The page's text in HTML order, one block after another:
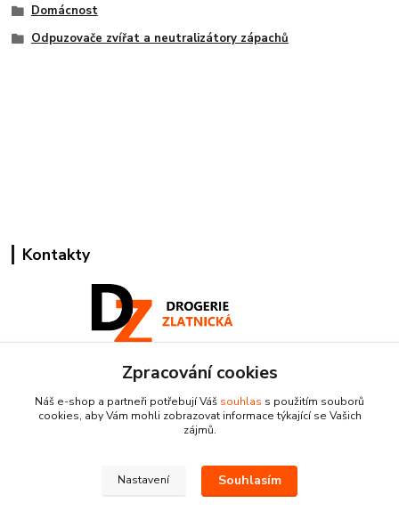
Domácnost
Odpuzovače zvířat a neutralizátory zápachů
Kontakty
Pracovní doba:
+420 224 818 812
Po-Pá: 8:00-18:00 hod.
Zpracování cookies
Náš e-shop a partneři potřebují Váš souhlas s použitím souborů
cookies, aby Vám mohli zobrazovat informace týkající se Vašich
zájmů.
Nastavení Souhlasím